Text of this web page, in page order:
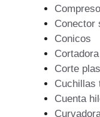
Conector
Conicos
Corte
Cuchillas
Cuenta